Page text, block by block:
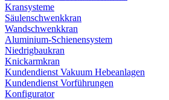
Kransysteme
Säulenschwenkkran
Wandschwenkkran
Aluminium-Schienensystem
Niedrigbaukran
Knickarmkran
Kundendienst Vakuum Hebeanlagen
Kundendienst Vorführungen
Konfigurator